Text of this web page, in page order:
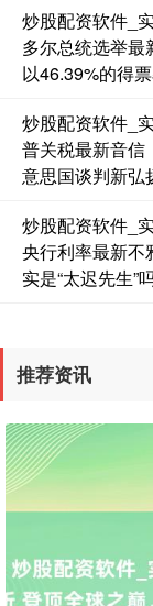
国债指数
炒股配资软件_
多尔总统选举最
以46.39%的得
炒股配资软件_
普关税最新音信
意思国谈判新弘
炒股配资软件_
央行利率最新不
实是“太迟先生”
推荐资讯